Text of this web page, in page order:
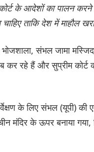
के आदेशों का पालन करने
चाहिए ताकि देश में माहौल
संभल जामा
रहे हैं और सुप्रीम कोर्ट
के लिए संभल (यूपी) की
मंदिर के ऊपर बनाया